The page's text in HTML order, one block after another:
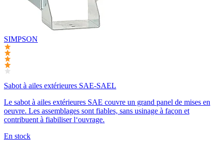
SIMPSON
Sabot à ailes extérieures SAE-SAEL
Le sabot à ailes extérieures SAE couvre un grand panel de mises en
oeuvre. Les assemblages sont fiables, sans usinage à façon et
contribuent à fiabiliser l‘ouvrage.
En stock